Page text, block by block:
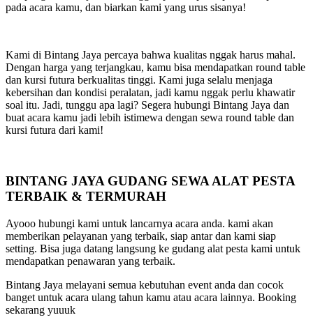
pada acara kamu, dan biarkan kami yang urus sisanya!
Kami di Bintang Jaya percaya bahwa kualitas nggak harus mahal.
Dengan harga yang terjangkau, kamu bisa mendapatkan round table
dan kursi futura berkualitas tinggi. Kami juga selalu menjaga
kebersihan dan kondisi peralatan, jadi kamu nggak perlu khawatir
soal itu. Jadi, tunggu apa lagi? Segera hubungi Bintang Jaya dan
buat acara kamu jadi lebih istimewa dengan sewa round table dan
kursi futura dari kami!
BINTANG JAYA GUDANG SEWA ALAT PESTA
TERBAIK & TERMURAH
Ayooo hubungi kami untuk lancarnya acara anda. kami akan
memberikan pelayanan yang terbaik, siap antar dan kami siap
setting. Bisa juga datang langsung ke gudang alat pesta kami untuk
mendapatkan penawaran yang terbaik.
Bintang Jaya melayani semua kebutuhan event anda dan cocok
banget untuk acara ulang tahun kamu atau acara lainnya. Booking
sekarang yuuuk